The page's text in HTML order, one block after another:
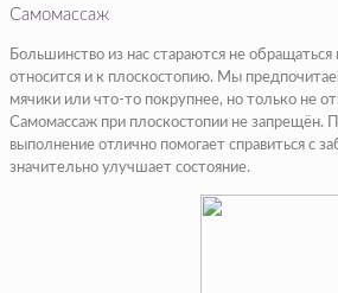
Самомассаж
Большинство из нас стараются не
относится и к плоскостопию. Мы
мячики или что-то покрупнее, но только не
Самомассаж при плоскостопии не запрещён.
выполнение отлично помогает справиться с
значительно улучшает состояние.